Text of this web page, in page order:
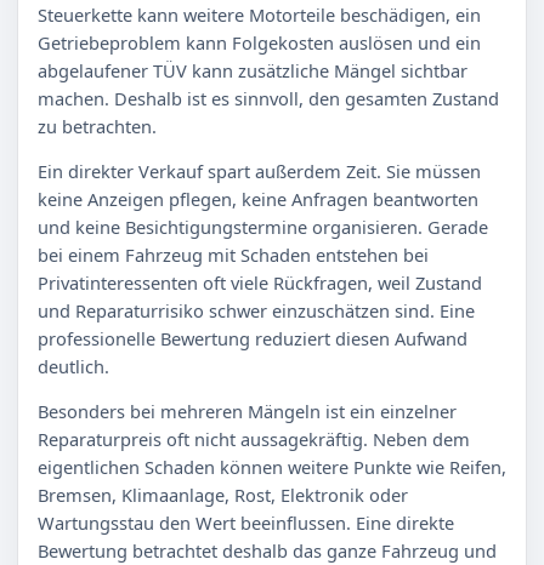
Steuerkette kann weitere Motorteile beschädigen, ein
Getriebeproblem kann Folgekosten auslösen und ein
abgelaufener TÜV kann zusätzliche Mängel sichtbar
machen. Deshalb ist es sinnvoll, den gesamten Zustand
zu betrachten.
Ein direkter Verkauf spart außerdem Zeit. Sie müssen
keine Anzeigen pflegen, keine Anfragen beantworten
und keine Besichtigungstermine organisieren. Gerade
bei einem Fahrzeug mit Schaden entstehen bei
Privatinteressenten oft viele Rückfragen, weil Zustand
und Reparaturrisiko schwer einzuschätzen sind. Eine
professionelle Bewertung reduziert diesen Aufwand
deutlich.
Besonders bei mehreren Mängeln ist ein einzelner
Reparaturpreis oft nicht aussagekräftig. Neben dem
eigentlichen Schaden können weitere Punkte wie Reifen,
Bremsen, Klimaanlage, Rost, Elektronik oder
Wartungsstau den Wert beeinflussen. Eine direkte
Bewertung betrachtet deshalb das ganze Fahrzeug und